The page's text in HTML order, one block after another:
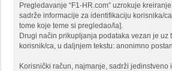
Pregledavanje “F1-HR.com” uzrokuje
sadrže informacije za identifikaciju korisnika/
tome koje teme si pregledao/la].
Drugi način prikupljanja podataka vezan je uz
korisnik/ca, u daljnjem tekstu: anonimno
Korisnički račun, najmanje, sadrži